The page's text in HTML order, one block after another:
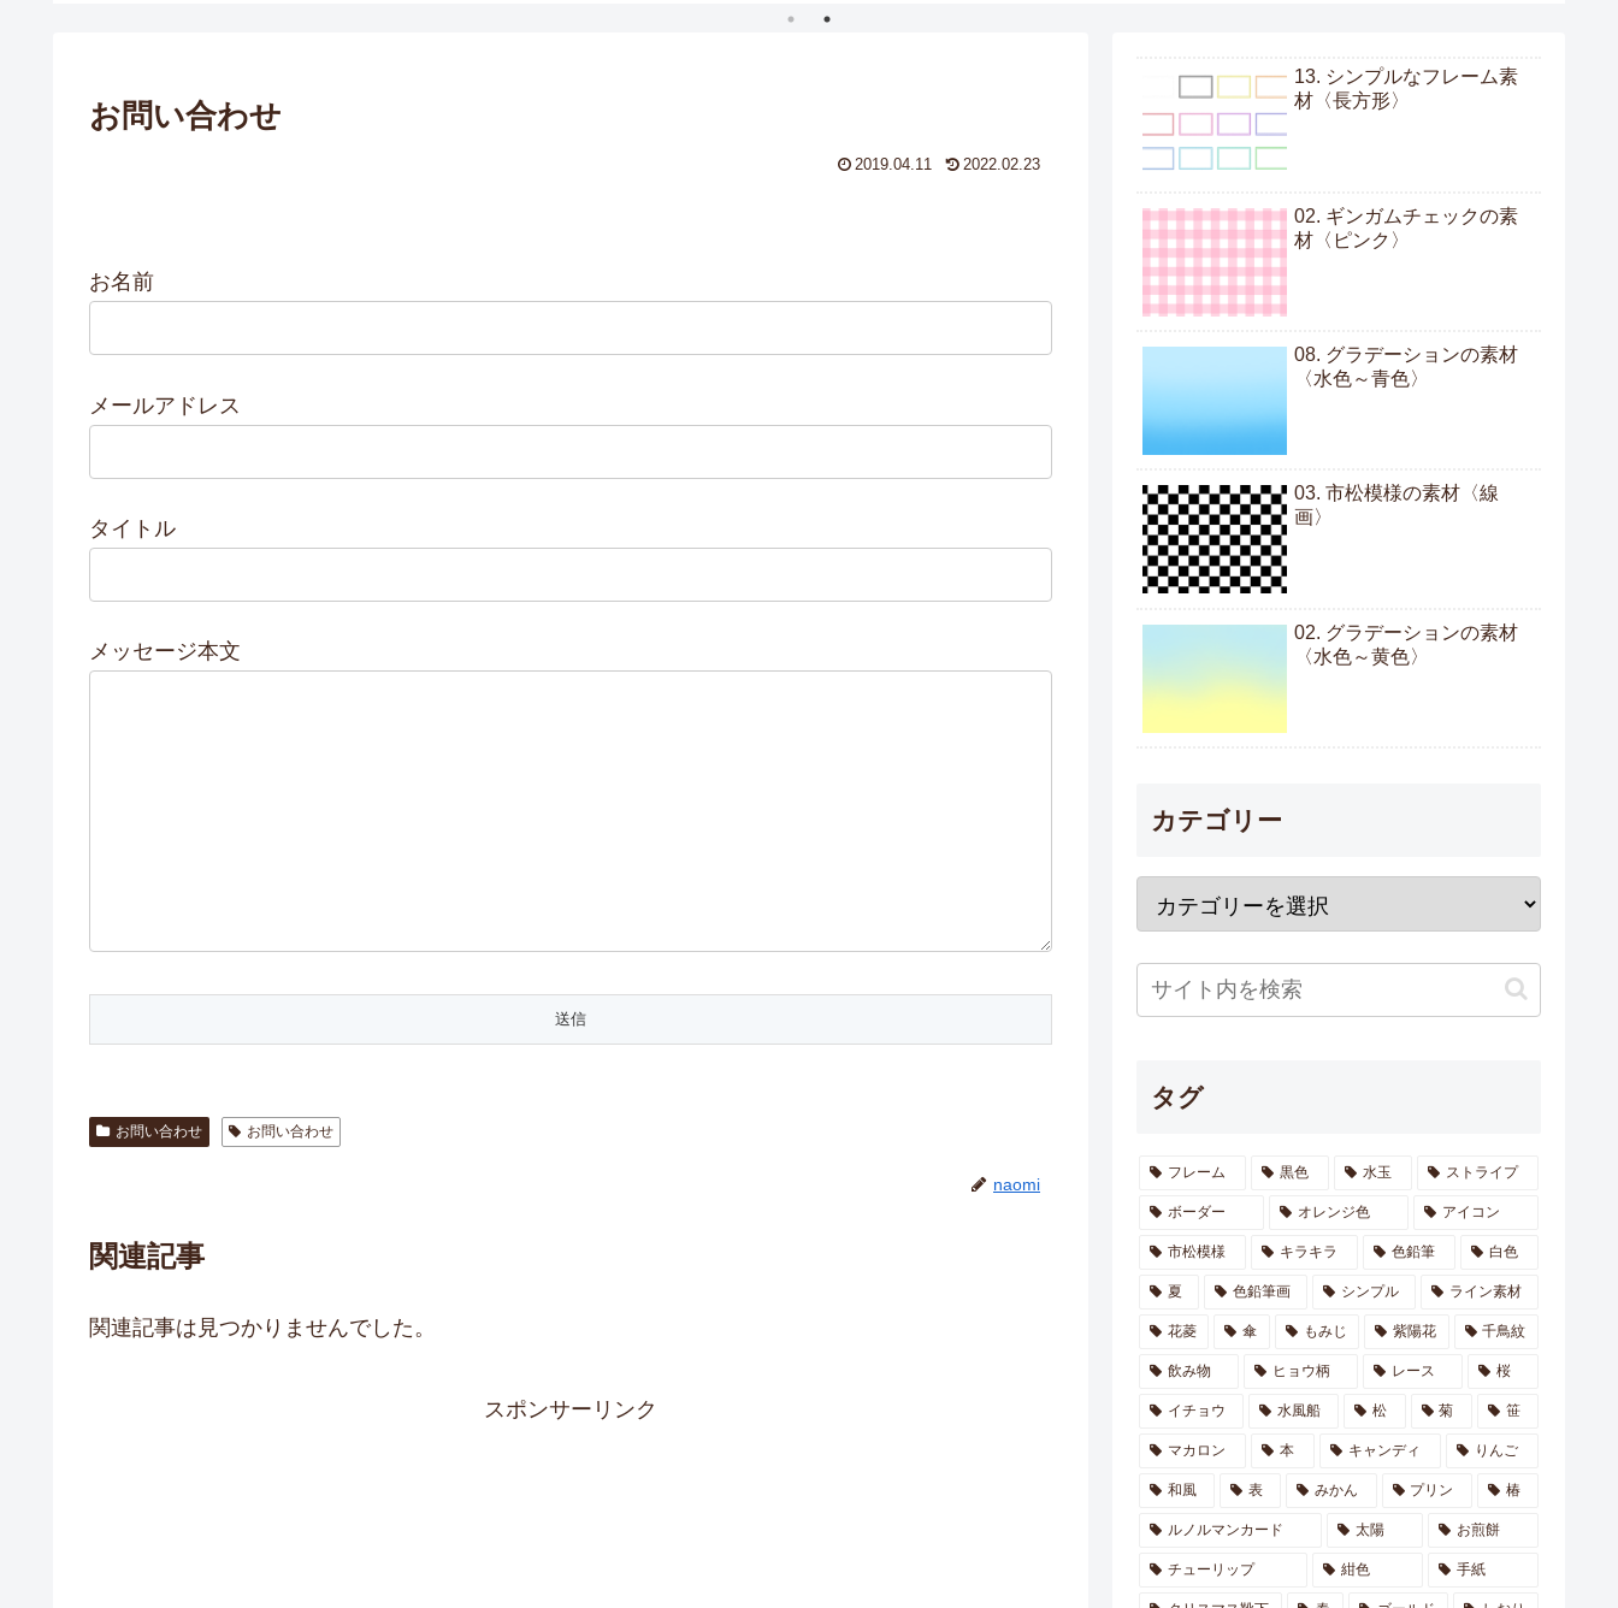
お問い合わせ
2019.04.11 2022.02.23
お名前
メールアドレス
タイトル
メッセージ本文
お問い合わせ お問い合わせ
naomi
関連記事
関連記事は見つかりませんでした。
スポンサーリンク
13. シンプルなフレーム素
材〈長方形〉
02. ギンガムチェックの素
材〈ピンク〉
08. グラデーションの素材
〈水色～青色〉
03. 市松模様の素材〈線
画〉
02. グラデーションの素材
〈水色～黄色〉
カテゴリー
タグ
フレーム 黒色 水玉 ストライプ
ボーダー オレンジ色 アイコン
市松模様 キラキラ 色鉛筆 白色
夏 色鉛筆画 シンプル ライン素材
花菱 傘 もみじ 紫陽花 千鳥紋
飲み物 ヒョウ柄 レース 桜
イチョウ 水風船 松 菊 笹
マカロン 本 キャンディ りんご
和風 表 みかん プリン 椿
ルノルマンカード 太陽 お煎餅
チューリップ 紺色 手紙